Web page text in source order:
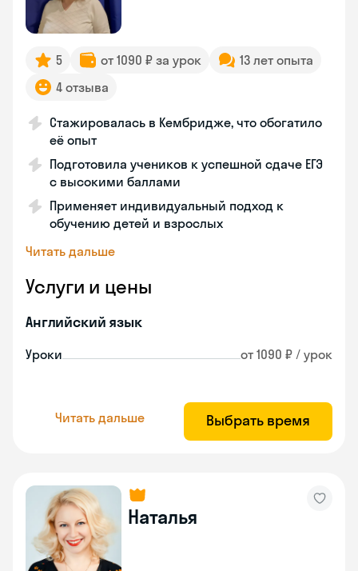
5 от 1090 ₽ за урок
13 лет опыта
4 отзыва
Стажировалась в Кембридже, что обогатило
её опыт
Подготовила учеников к успешной сдаче ЕГЭ
с высокими баллами
Применяет индивидуальный подход к
обучению детей и взрослых
Читать дальше
Услуги и цены
Английский язык
Уроки от 1090 ₽ / урок
Читать дальше Выбрать время
Наталья